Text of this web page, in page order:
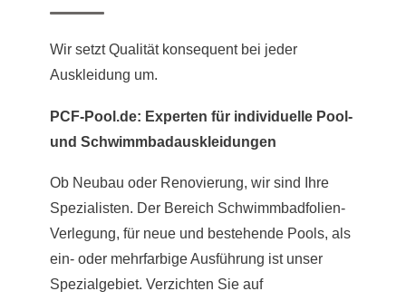
Wir setzt Qualität konsequent bei jeder
Auskleidung um.
PCF-Pool.de: Experten für individuelle Pool-
und Schwimmbadauskleidungen
Ob Neubau oder Renovierung, wir sind Ihre
Spezialisten. Der Bereich Schwimmbadfolien-
Verlegung, für neue und bestehende Pools, als
ein- oder mehrfarbige Ausführung ist unser
Spezialgebiet. Verzichten Sie auf